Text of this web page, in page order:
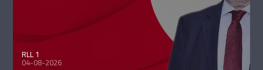
RLL 1
04-08-2026